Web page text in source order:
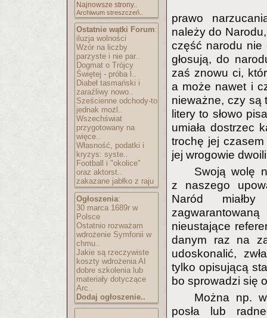
Najnowsze strony..
Archiwum streszczeń..
Ostatnie wątki Forum:
iluzja wolności
Wzór na liczby
parzyste i nie par..
Dogmat o Trójcy
Świętej - próba l..
Diabeł tasmański i
zaraźliwy nowo..
Sześcienne odchody-to
jednak możl..
Wszechświat
przygotowany na
więce..
Własność, podatki i
kryzys: syste..
Football i "okolice"
oraz aktorst..
zakazane jabłko z raju
Ogłoszenia:
30 marca 1689r w
Polsce
Ostatnio rozważam
wdrożenie Symfonii w
chmu..
Jakie są rzeczywiste
koszty wdrożenia AI
dobre szkolenia lub
materiały dotyczące
Arc..
Dodaj ogłoszenie..
prawo
należy do
część narodu nie
głosują, do
zaś znowu ci,
a może nawet i
nieważne, czy są
litery to słowo
umiała dostrzec
trochę jej
jej wrogowie
Swoją wolę
z naszego
Naród
nieustające
danym raz na
udoskonalić,
tylko opisującą
bo sprowadzi się
Można np.
posła lub